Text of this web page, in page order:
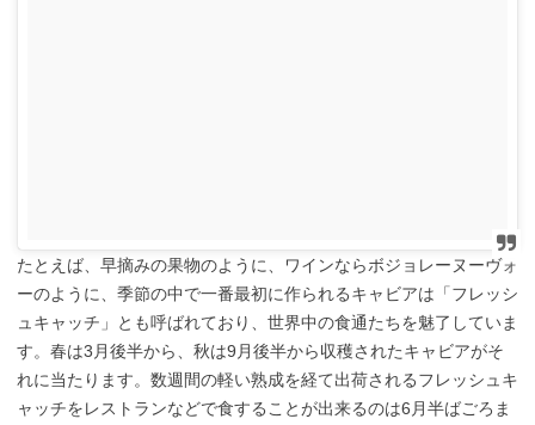
たとえば、早摘みの果物のように、ワインならボジョレーヌーヴォ
ーのように、季節の中で一番最初に作られるキャビアは「フレッシ
ュキャッチ」とも呼ばれており、世界中の食通たちを魅了していま
す。春は3月後半から、秋は9月後半から収穫されたキャビアがそ
れに当たります。数週間の軽い熟成を経て出荷されるフレッシュキ
ャッチをレストランなどで食することが出来るのは6月半ばごろま